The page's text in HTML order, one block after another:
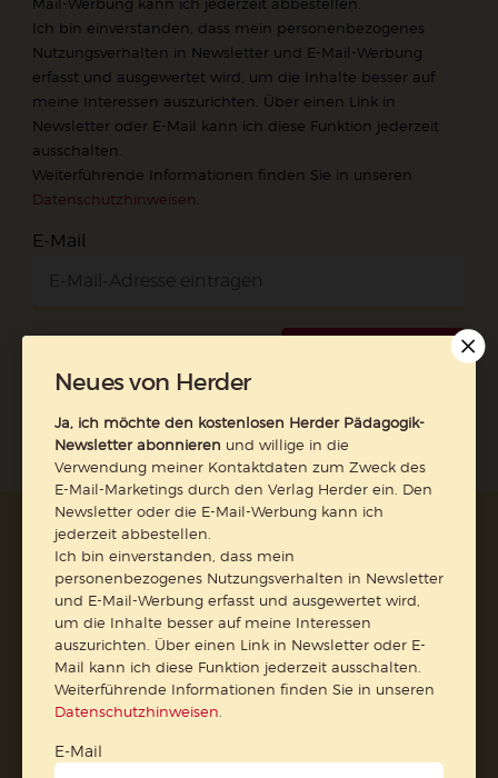
Ich bin einverstanden, dass mein personenbezogenes
Nutzungsverhalten in Newsletter und E-Mail-Werbung
erfasst und ausgewertet wird, um die Inhalte besser auf
meine Interessen auszurichten. Über einen Link in
Newsletter oder E-Mail kann ich diese Funktion jederzeit
ausschalten.
Weiterführende Informationen finden Sie in unseren
Datenschutzhinweisen
E-Mail
AGB und Widerrufsbelehrung
Barrierefreiheit
Impressum
Vertrag widerrufen
Abo online kündigen
Neues von Herder
Ja, ich möchte den kostenlosen Herder Pädagogik-
Newsletter abonnieren und willige in die
Verwendung meiner Kontaktdaten zum Zweck des
E-Mail-Marketings durch den Verlag Herder ein. Den
Newsletter oder die E-Mail-Werbung kann ich
jederzeit abbestellen.
Ich bin einverstanden, dass mein
personenbezogenes Nutzungsverhalten in Newsletter
und E-Mail-Werbung erfasst und ausgewertet wird,
um die Inhalte besser auf meine Interessen
auszurichten. Über einen Link in Newsletter oder E-
Mail kann ich diese Funktion jederzeit ausschalten.
Weiterführende Informationen finden Sie in unseren
Datenschutzhinweisen
E-Mail